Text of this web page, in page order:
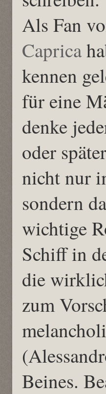
Als Fan
Caprica
kennen
für eine
denke
oder
nicht nur
sondern
wichtige
Schiff in
die
zum
Beines.